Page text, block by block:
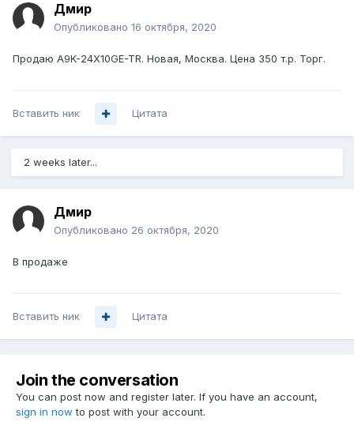
Дмир
Опубликовано 16 октября, 2020
Продаю A9K-24X10GE-TR. Новая, Москва. Цена 350 т.р. Торг.
Вставить ник Цитата
2 weeks later...
Дмир
Опубликовано 26 октября, 2020
В продаже
Вставить ник Цитата
Join the conversation
You can post now and register later. If you have an account,
sign in now to post with your account.